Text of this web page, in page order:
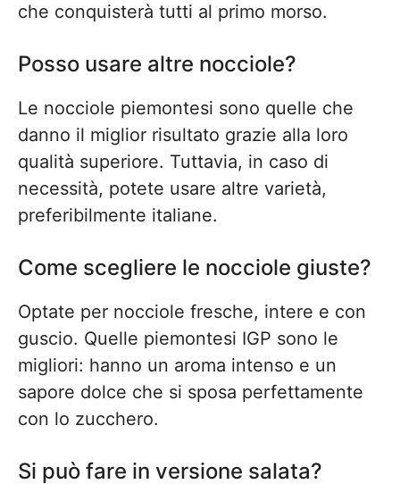
che conquisterà tutti al primo morso.
Posso usare altre nocciole?
Le nocciole piemontesi sono quelle che
danno il miglior risultato grazie alla loro
qualità superiore. Tuttavia, in caso di
necessità, potete usare altre varietà,
preferibilmente italiane.
Come scegliere le nocciole giuste?
Optate per nocciole fresche, intere e con
guscio. Quelle piemontesi IGP sono le
migliori: hanno un aroma intenso e un
sapore dolce che si sposa perfettamente
con lo zucchero.
Si può fare in versione salata?